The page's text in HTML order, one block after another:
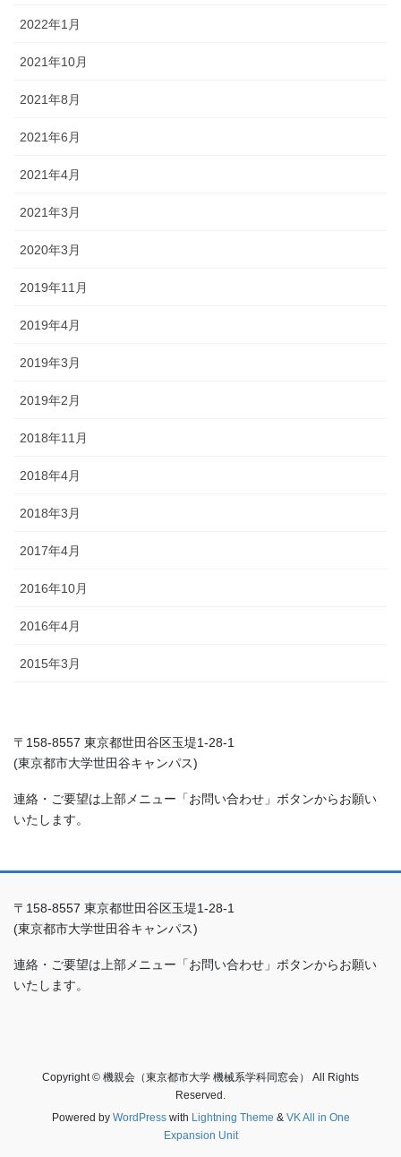
2022年1月
2021年10月
2021年8月
2021年6月
2021年4月
2021年3月
2020年3月
2019年11月
2019年4月
2019年3月
2019年2月
2018年11月
2018年4月
2018年3月
2017年4月
2016年10月
2016年4月
2015年3月
〒158-8557 東京都世田谷区玉堤1-28-1
(東京都市大学世田谷キャンパス)
連絡・ご要望は上部メニュー「お問い合わせ」ボタンからお願い
いたします。
〒158-8557 東京都世田谷区玉堤1-28-1
(東京都市大学世田谷キャンパス)
連絡・ご要望は上部メニュー「お問い合わせ」ボタンからお願い
いたします。
Copyright © 機親会（東京都市大学 機械系学科同窓会） All Rights
Reserved.
Powered by WordPresswith Lightning Theme & VK All in One
Expansion Unit